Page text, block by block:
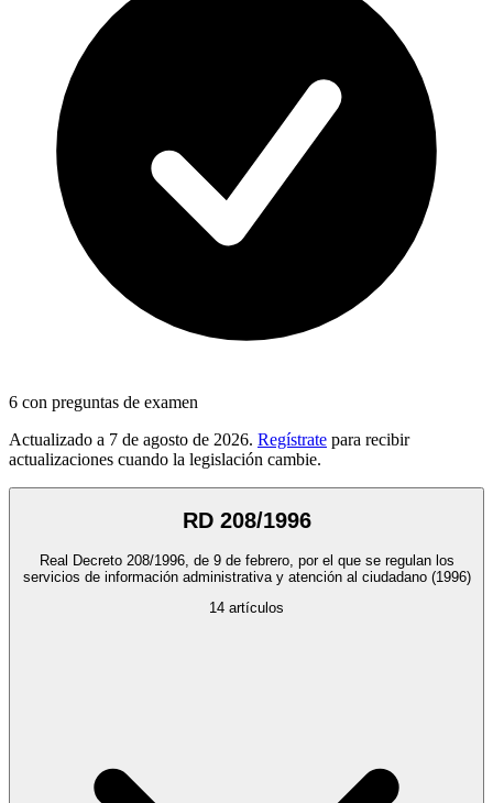
6 con preguntas de examen
Actualizado a 7 de agosto de 2026. Regístrate para recibir
actualizaciones cuando la legislación cambie.
RD 208/1996
Real Decreto 208/1996, de 9 de febrero, por el que se regulan los
servicios de información administrativa y atención al ciudadano (1996)
14 artículos